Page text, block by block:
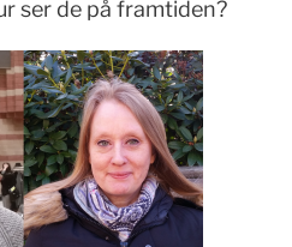
ser de på framtiden?